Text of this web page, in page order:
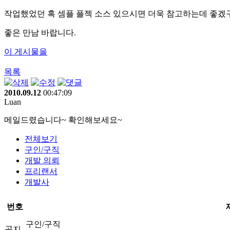
작업했었던 혹 셈플 플젝 소스 있으시면 더욱 참고하는데 좋겠
좋은 만남 바랍니다.
이 게시물을
목록
2010.09.12 00:47:09
Luan
메일드렸습니다~ 확인해보세요~
전체보기
구인/구직
개발 의뢰
프리랜서
개발사
번호
구인/구직